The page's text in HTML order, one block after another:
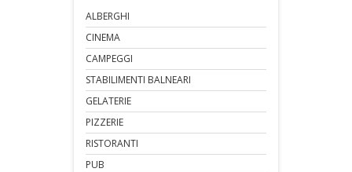
ALBERGHI
CINEMA
CAMPEGGI
STABILIMENTI BALNEARI
GELATERIE
PIZZERIE
RISTORANTI
PUB